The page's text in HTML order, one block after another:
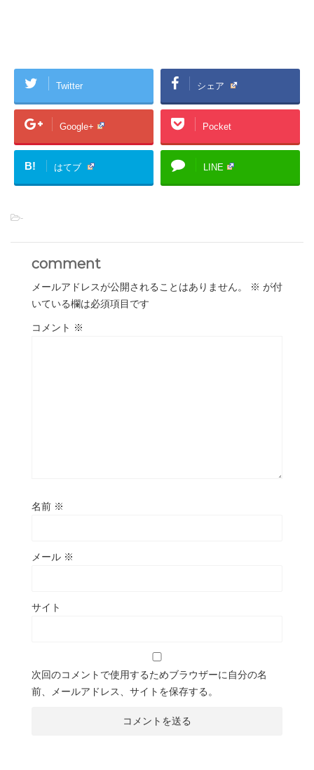
Twitter シェア
Google+ Pocket
B! はてブ LINE
-
comment
メールアドレスが公開されることはありません。 ※ が付
いている欄は必須項目です
コメント ※
名前 ※
メール ※
サイト
次回のコメントで使用するためブラウザーに自分の名
前、メールアドレス、サイトを保存する。